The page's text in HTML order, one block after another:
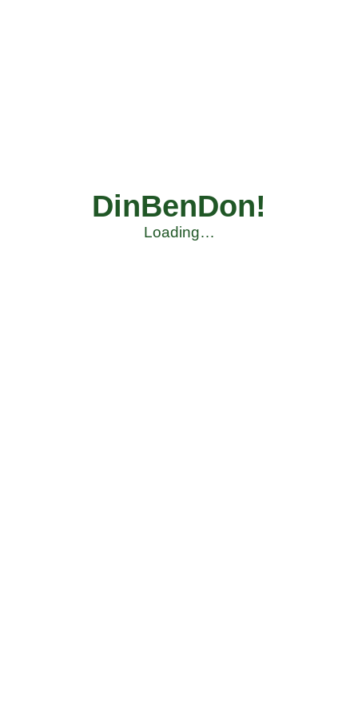
DinBenDon!
Loading…